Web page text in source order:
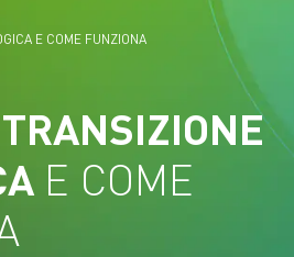
E COME FUNZIONA
E COME